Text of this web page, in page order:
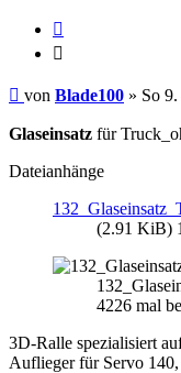
Beitrag
von Blade100 » So
Glaseinsatz für
Dateianhänge
(2.91 KiB)
4226 mal
3D-Ralle spezialisiert
Auflieger für Servo